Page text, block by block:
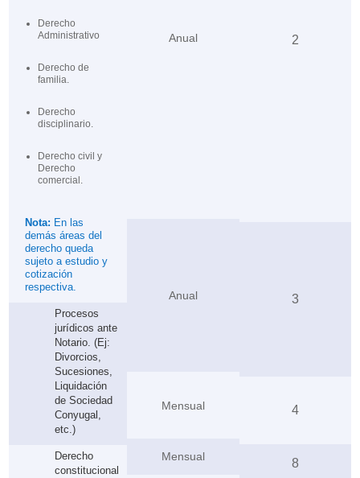
Derecho
Administrativo
Derecho de
familia.
Derecho
disciplinario.
Derecho civil y
Derecho
comercial.
Nota: En las
demás áreas del
derecho queda
sujeto a estudio y
cotización
respectiva.
Procesos
jurídicos ante
Notario. (Ej:
Divorcios,
Sucesiones,
Liquidación
de Sociedad
Conyugal,
etc.)
Derecho
constitucional
Anual
Anual
Mensual
Mensual
2
3
4
8